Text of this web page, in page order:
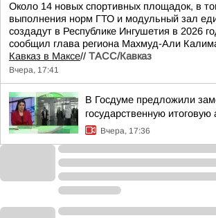
Около 14 новых спортивных площадок, в
выполнения норм ГТО и модульный зал
создадут в Республике Ингушетия в 2026
сообщил глава региона Махмуд-Али
Кавказ в Максе// ТАСС/Кавказ
Вчера, 17:41
В Госдуме предложили
государственную итоговую
Вчера, 17:36